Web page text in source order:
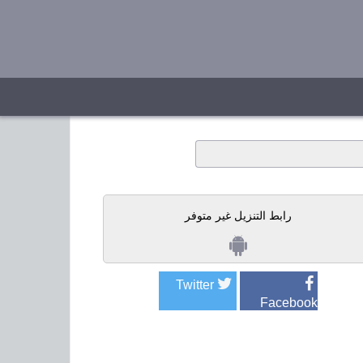
رابط التنزيل غير متوفر
Facebook
Twitter